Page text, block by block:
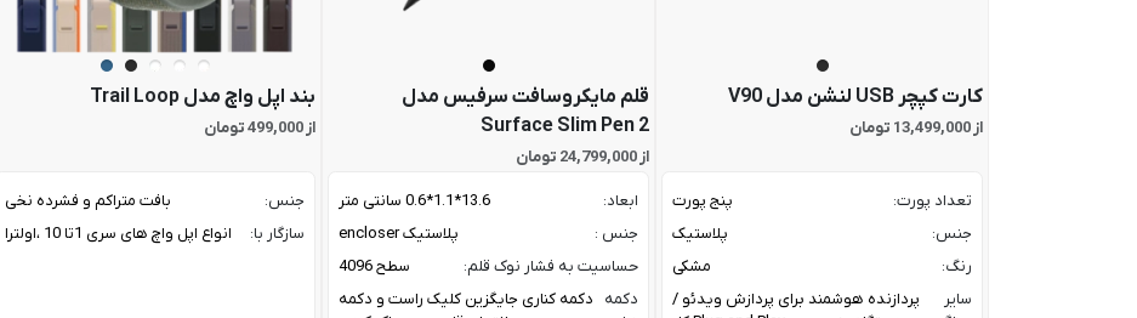
کارت کپچر USB لنشن مدل V90
از 13,499,000 تومان
تعداد پورت:
پنج پورت
جنس:
پلاستیک
رنگ:
مشکی
سایر
پردازنده هوشمند برای پردازش ویدئو /
قلم مایکروسافت سرفیس مدل
Surface Slim Pen 2
از 24,799,000 تومان
ابعاد:
13.6*1.1*0.6 سانتی متر
جنس :
پلاستیک encloser
حساسیت به فشار نوک قلم:
سطح 4096
دکمه
دکمه کناری جایگزین کلیک راست و دکمه
بند اپل واچ مدل Trail Loop
از 499,000 تومان
جنس:
بافت متراکم و فشرده نخی
سازگار با:
انواع اپل واچ های سری 1تا 10 ،اولترا